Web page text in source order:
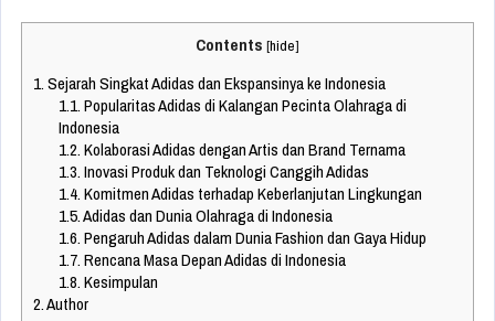
Contents [hide]
1.Sejarah Singkat Adidas dan Ekspansinya ke Indonesia
1.1.Popularitas Adidas di Kalangan Pecinta Olahraga di
Indonesia
1.2.Kolaborasi Adidas dengan Artis dan Brand Ternama
1.3.Inovasi Produk dan Teknologi Canggih Adidas
1.4.Komitmen Adidas terhadap Keberlanjutan Lingkungan
1.5.Adidas dan Dunia Olahraga di Indonesia
1.6.Pengaruh Adidas dalam Dunia Fashion dan Gaya Hidup
1.7.Rencana Masa Depan Adidas di Indonesia
1.8.Kesimpulan
2.Author